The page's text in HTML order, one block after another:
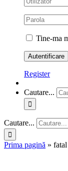
Tine-ma
Register
Cautare...
Cautare...
Prima pagină »